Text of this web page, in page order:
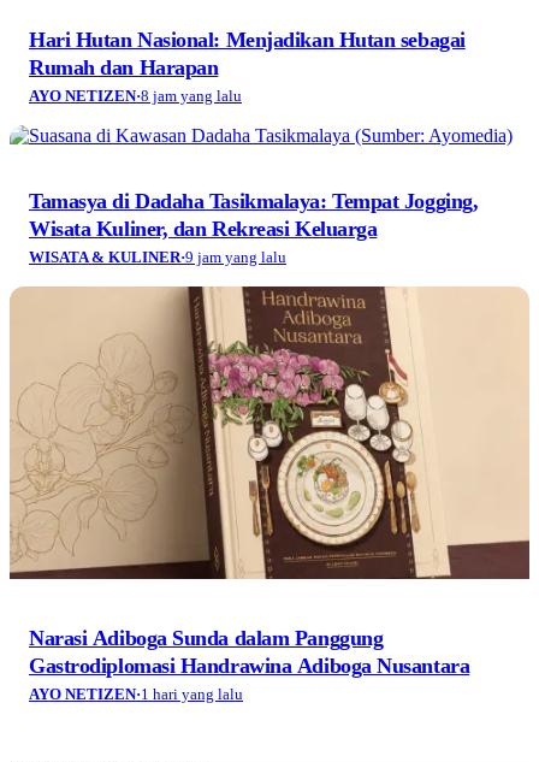
Hari Hutan Nasional: Menjadikan Hutan sebagai
Rumah dan Harapan
AYO NETIZEN·8 jam yang lalu
Tamasya di Dadaha Tasikmalaya: Tempat Jogging,
Wisata Kuliner, dan Rekreasi Keluarga
WISATA & KULINER·9 jam yang lalu
Narasi Adiboga Sunda dalam Panggung
Gastrodiplomasi Handrawina Adiboga Nusantara
AYO NETIZEN·1 hari yang lalu